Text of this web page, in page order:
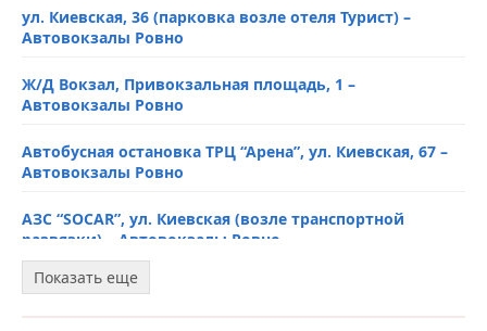
Автобусная остановка “Вопак”, ул. Привокзальная, 9 –
Автобусная остановка, ул. Коновальца, 262 –
Ж/Д Вокзал, пл. Привокзальная, 2 – Автовокзалы
АЗС «Stels» возле «Сильпо» – Автовокзалы Ивано-
Франковск
ул. Киевская, 36 (парковка возле отеля Турист) –
Автовокзалы Ровно
Ж/Д Вокзал, Привокзальная площадь, 1 –
Автовокзалы Ровно
Автобусная остановка ТРЦ “Арена”, ул. Киевская, 67 –
Автовокзалы Ровно
АЗС “SOCAR”, ул. Киевская (возле транспортной
развязки) – Автовокзалы Ровно
Автобусная остановка, ул. Киевская, 40, напротив
Показать еще